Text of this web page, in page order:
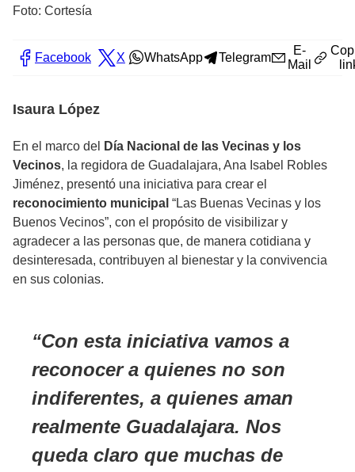
Foto: Cortesía
Facebook X WhatsApp Telegram
E-
Mail
Isaura López
En el marco del
Día Nacional de las Vecinas y los
Vecinos, la regidora de Guadalajara, Ana Isabel Robles
Jiménez, presentó una iniciativa para crear el
reconocimiento municipal “Las Buenas Vecinas y los
Buenos Vecinos”, con el propósito de visibilizar y
agradecer a las personas que, de manera cotidiana y
desinteresada, contribuyen al bienestar y la convivencia
en sus colonias.
Con esta iniciativa vamos a
reconocer a quienes no son
indiferentes, a quienes aman
realmente Guadalajara. Nos
queda claro que muchas de